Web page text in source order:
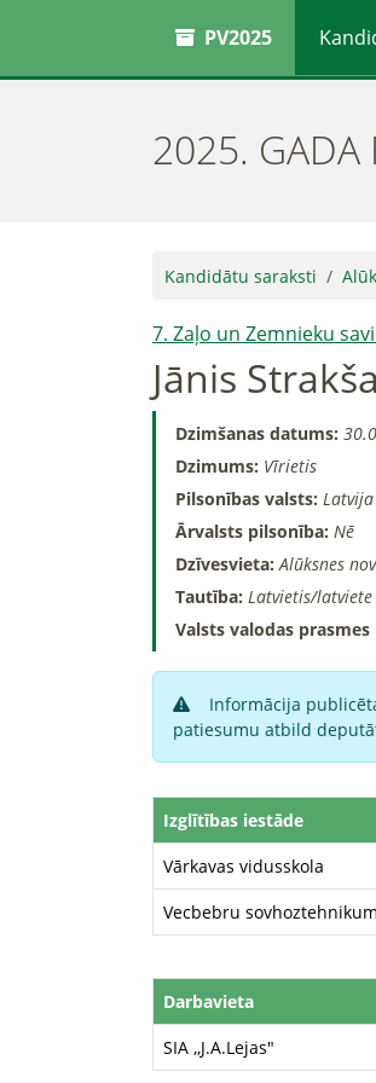
PV2025
2025. GADA
Kandidātu saraksti
7. Zaļo un Zemnieku
Jānis Strakša
Dzimšanas datums:
Dzimums: Vīrietis
Pilsonības valsts: Latvija
Ārvalsts pilsonība: Nē
Dzīvesvieta:Alūksnes
Tautība: Latvietis/latviete
Valsts valodas
Informācija
patiesumu atbild
Izglītības iestāde
Vārkavas vidusskola
Vecbebru
Darbavieta
SIA ,,J.A.Lejas"